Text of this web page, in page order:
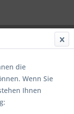
die
Wenn Sie
Ihnen